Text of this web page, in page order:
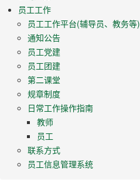
员工工作
员工工作平台(辅导员、教务等)
通知公告
员工党建
员工团建
第二课堂
规章制度
日常工作操作指南
教师
员工
联系方式
员工信息管理系统